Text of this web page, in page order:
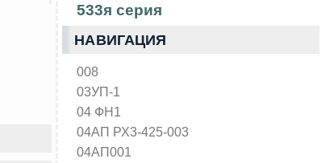
533я серия
НАВИГАЦИЯ
008
03УП-1
04 ФН1
04АП РХ3-425-003
04АП001